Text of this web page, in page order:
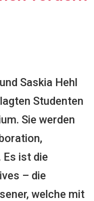
Saskia Hehl
Studenten
Sie werden
ist die
– die
welche mit